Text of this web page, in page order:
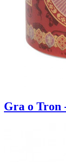
Gra o Tron